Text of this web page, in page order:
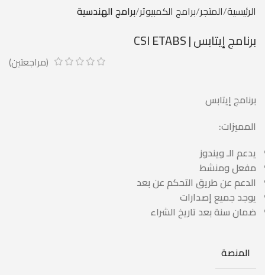
الرئيسية المتجر برامج الكمبيوتر برامج الهندسية
برنامج إيتابس | CSI ETABS
(مراجعتين)
برنامج إيتابس
المميزات:
يدعم الـ ويندوز
مفعل ومنشط
الدعم عن طريق التحكم عن بعد
يوجد جميع إصدارات
ضمان سنة بعد تاريخ الشراء
المنصة